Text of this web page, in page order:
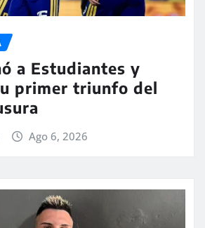
a Estudiantes y
primer triunfo del
Ago 6, 2026